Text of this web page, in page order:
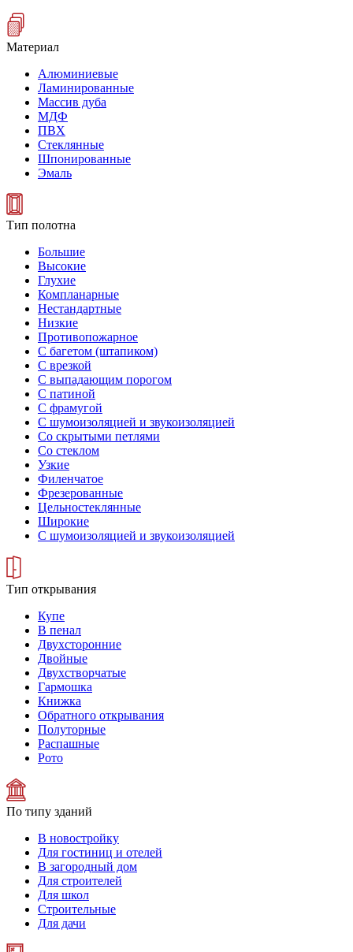
Материал
Алюминиевые
Ламинированные
Массив дуба
МДФ
ПВХ
Стеклянные
Шпонированные
Эмаль
Тип полотна
Большие
Высокие
Глухие
Компланарные
Нестандартные
Низкие
Противопожарное
С багетом (штапиком)
С врезкой
С выпадающим порогом
С патиной
С фрамугой
С шумоизоляцией и звукоизоляцией
Со скрытыми петлями
Со стеклом
Узкие
Филенчатое
Фрезерованные
Цельностеклянные
Широкие
С шумоизоляцией и звукоизоляцией
Тип открывания
Купе
В пенал
Двухсторонние
Двойные
Двухстворчатые
Гармошка
Книжка
Обратного открывания
Полуторные
Распашные
Рото
По типу зданий
В новостройку
Для гостиниц и отелей
В загородный дом
Для строителей
Для школ
Строительные
Для дачи